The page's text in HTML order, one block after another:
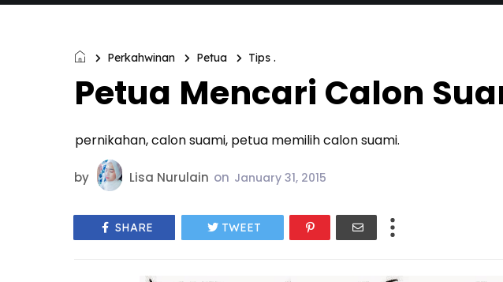
Perkahwinan Petua Tips .
Petua Mencari Calon
pernikahan, calon suami, petua memilih calon suami.
by Lisa Nurulain on January 31, 2015
SHARE TWEET